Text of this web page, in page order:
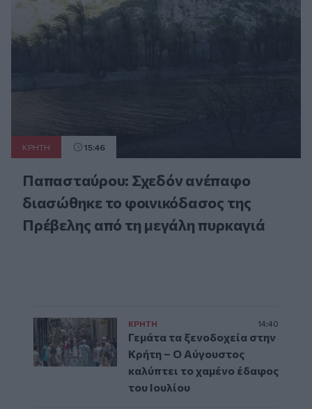
ΚΡΗΤΗ 15:46
Παπασταύρου: Σχεδόν ανέπαφο
διασώθηκε το φοινικόδασος της
Πρέβελης από τη μεγάλη πυρκαγιά
ΚΡΗΤΗ 14:40
Γεμάτα τα ξενοδοχεία στην
Κρήτη – Ο Αύγουστος
καλύπτει το χαμένο έδαφος
του Ιουλίου